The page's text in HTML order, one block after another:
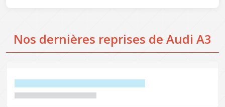
Nos dernières reprises de Audi A3